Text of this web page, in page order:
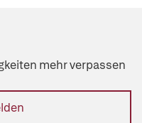
mehr verpassen